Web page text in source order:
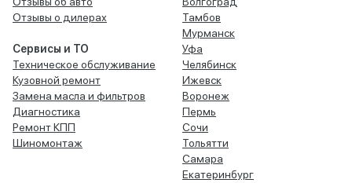
Отзывы о дилерах
Сервисы и ТО
Техническое обслуживание
Кузовной ремонт
Замена масла и фильтров
Диагностика
Ремонт КПП
Шиномонтаж
Тамбов
Мурманск
Уфа
Челябинск
Ижевск
Воронеж
Пермь
Сочи
Тольятти
Самара
Екатеринбург